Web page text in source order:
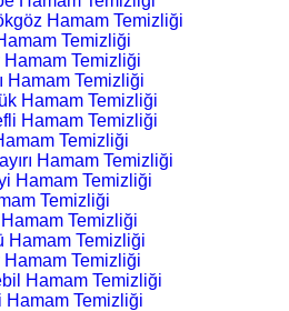
Hamam Temizliği
Temizliği
Hamam Temizliği
Hamam Temizliği
Hamam Temizliği
Hamam Temizliği
Temizliği
Hamam Temizliği
Hamam Temizliği
Temizliği
Temizliği
Hamam Temizliği
Temizliği
Hamam Temizliği
Hamam Temizliği